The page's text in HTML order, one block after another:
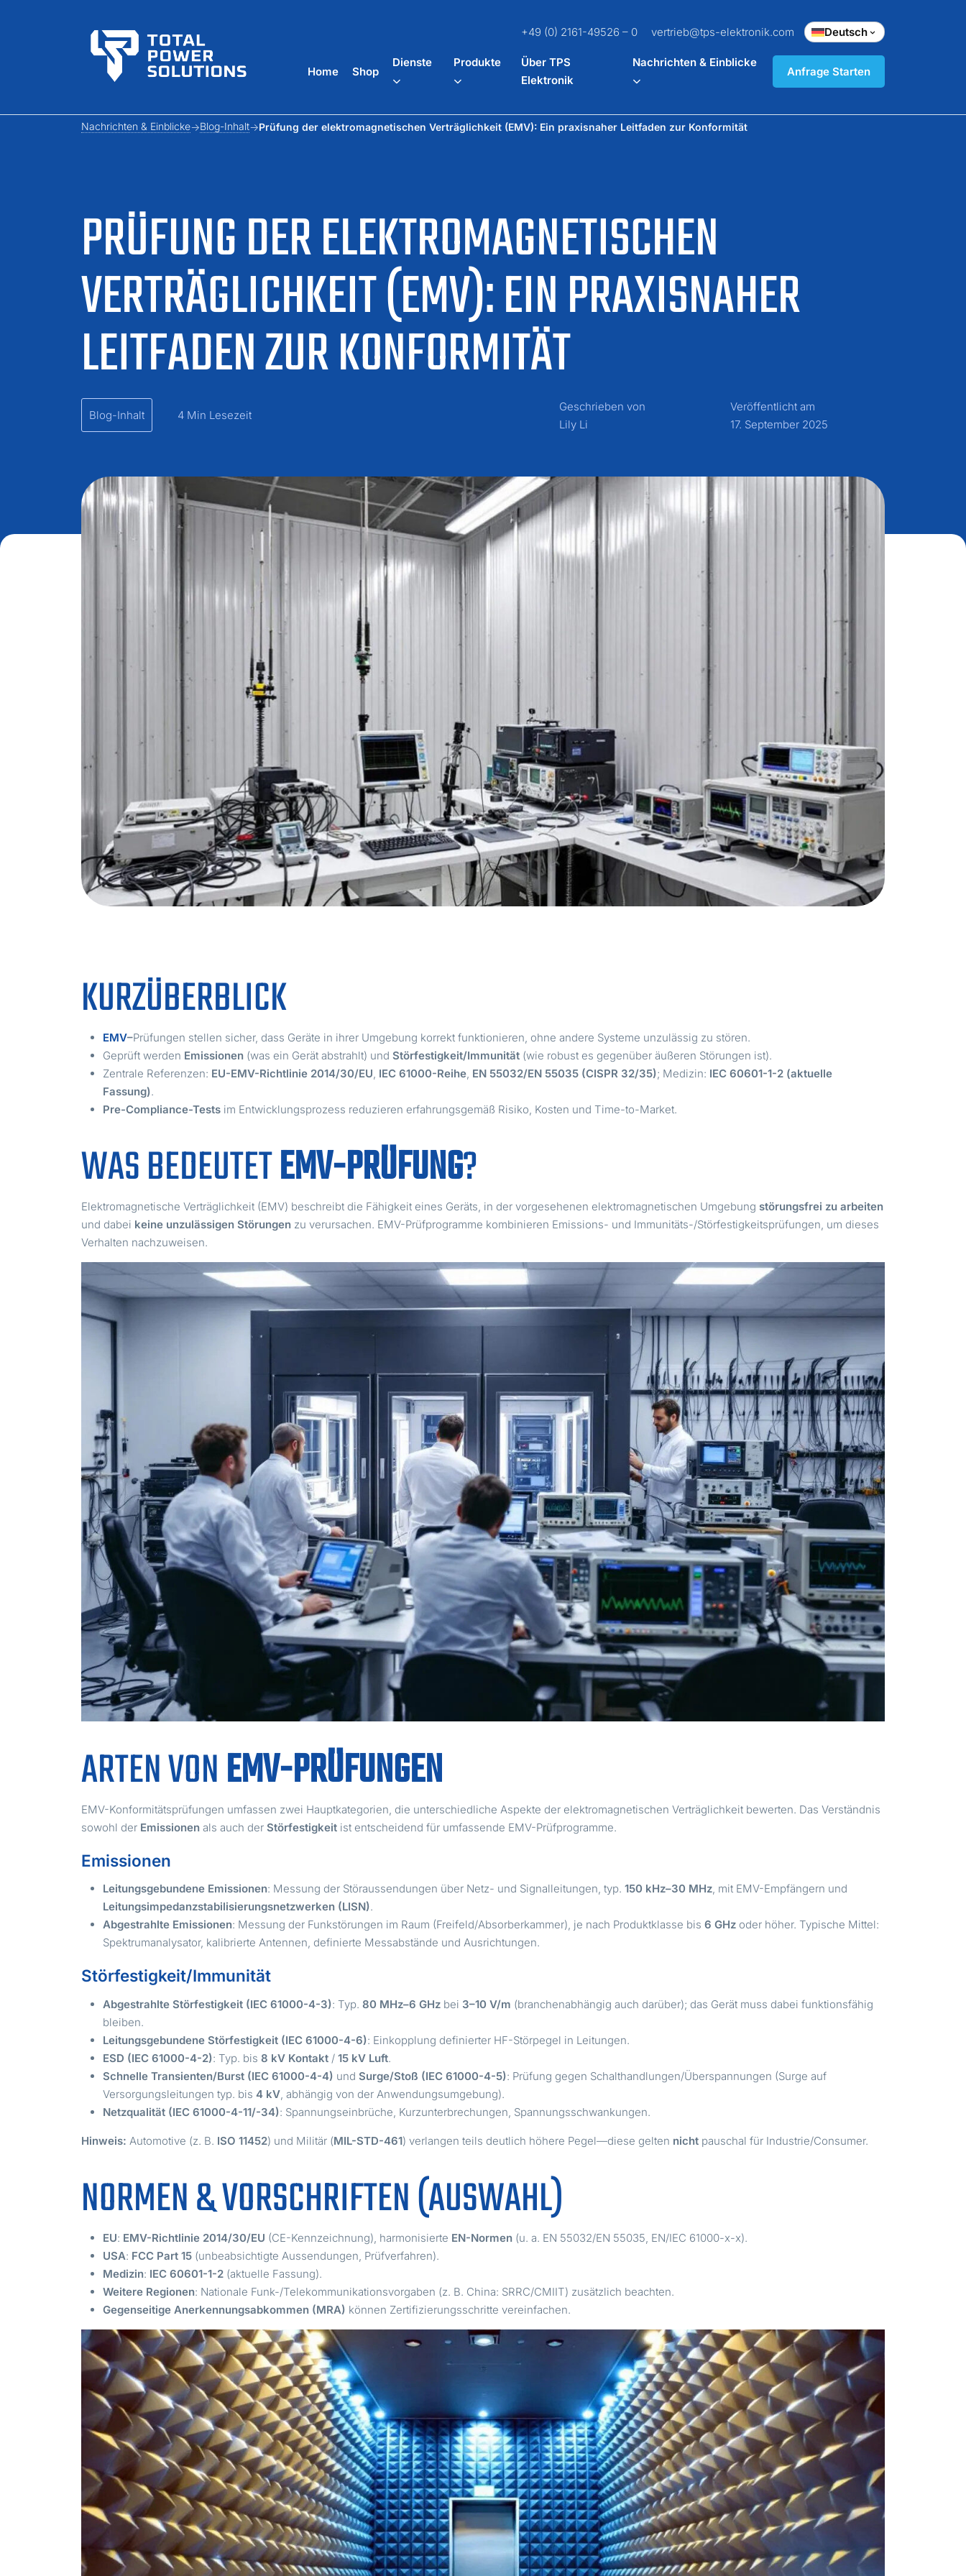
+49 (0) 2161-49526 – 0 vertrieb@tps-elektronik.com Deutsch
Home Shop
Dienste Produkte
Über TPS
Elektronik
Nachrichten & Einblicke
Anfrage Starten
PRÜFUNG DER ELEKTROMAGNETISCHEN
VERTRÄGLICHKEIT (EMV): EIN PRAXISNAHER
LEITFADEN ZUR KONFORMITÄT
Nachrichten & Einblicke Blog-Inhalt Prüfung der elektromagnetischen Verträglichkeit (EMV): Ein praxisnaher Leitfaden zur Konformität
Blog-Inhalt 4 Min Lesezeit
Geschrieben von
Lily Li
Veröffentlicht am
17. September 2025
KURZÜBERBLICK
EMV–Prüfungen stellen sicher, dass Geräte in ihrer Umgebung korrekt funktionieren, ohne andere Systeme unzulässig zu stören.
Geprüft werden Emissionen (was ein Gerät abstrahlt) undStörfestigkeit/Immunität (wie robust es gegenüber äußeren Störungen ist).
Zentrale Referenzen: EU-EMV-Richtlinie 2014/30/EU, IEC 61000-Reihe, EN 55032/EN 55035 (CISPR 32/35); Medizin: IEC 60601-1-2 (aktuelle
Fassung).
Pre-Compliance-Tests im Entwicklungsprozess reduzieren erfahrungsgemäß Risiko, Kosten und Time-to-Market.
WAS BEDEUTETEMV-PRÜFUNG?
Elektromagnetische Verträglichkeit (EMV) beschreibt die Fähigkeit eines Geräts, in der vorgesehenen elektromagnetischen Umgebung störungsfrei zu arbeiten
und dabei keine unzulässigen Störungen zu verursachen. EMV-Prüfprogramme kombinieren Emissions- und Immunitäts-/Störfestigkeitsprüfungen, um dieses
Verhalten nachzuweisen.
ARTEN VONEMV-PRÜFUNGEN
EMV-Konformitätsprüfungen umfassen zwei Hauptkategorien, die unterschiedliche Aspekte der elektromagnetischen Verträglichkeit bewerten. Das Verständnis
sowohl der Emissionen als auch derStörfestigkeit ist entscheidend für umfassende EMV-Prüfprogramme.
Emissionen
Leitungsgebundene Emissionen: Messung der Störaussendungen über Netz- und Signalleitungen, typ.150 kHz–30 MHz, mit EMV-Empfängern und
Leitungsimpedanzstabilisierungsnetzwerken (LISN).
Abgestrahlte Emissionen: Messung der Funkstörungen im Raum (Freifeld/Absorberkammer), je nach Produktklasse bis6 GHz oder höher. Typische Mittel:
Spektrumanalysator, kalibrierte Antennen, definierte Messabstände und Ausrichtungen.
Störfestigkeit/Immunität
Abgestrahlte Störfestigkeit (IEC 61000-4-3): Typ.80 MHz–6 GHz bei 3–10 V/m (branchenabhängig auch darüber); das Gerät muss dabei funktionsfähig
bleiben.
Leitungsgebundene Störfestigkeit (IEC 61000-4-6): Einkopplung definierter HF-Störpegel in Leitungen.
ESD (IEC 61000-4-2): Typ. bis8 kV Kontakt /15 kV Luft.
Schnelle Transienten/Burst (IEC 61000-4-4) undSurge/Stoß (IEC 61000-4-5): Prüfung gegen Schalthandlungen/Überspannungen (Surge auf
Versorgungsleitungen typ. bis4 kV , abhängig von der Anwendungsumgebung).
Netzqualität (IEC 61000-4-11/-34): Spannungseinbrüche, Kurzunterbrechungen, Spannungsschwankungen.
Hinweis: Automotive (z. B. ISO 11452) und Militär (MIL-STD-461) verlangen teils deutlich höhere Pegel—diese gelten nicht pauschal für Industrie/Consumer.
NORMEN & VORSCHRIFTEN (AUSWAHL)
EU: EMV-Richtlinie 2014/30/EU (CE-Kennzeichnung), harmonisierte EN-Normen (u. a. EN 55032/EN 55035, EN/IEC 61000-x-x).
USA: FCC Part 15 (unbeabsichtigte Aussendungen, Prüfverfahren).
Medizin: IEC 60601-1-2 (aktuelle Fassung).
Weitere Regionen: Nationale Funk-/Telekommunikationsvorgaben (z. B. China: SRRC/CMIIT) zusätzlich beachten.
Gegenseitige Anerkennungsabkommen (MRA) können Zertifizierungsschritte vereinfachen.